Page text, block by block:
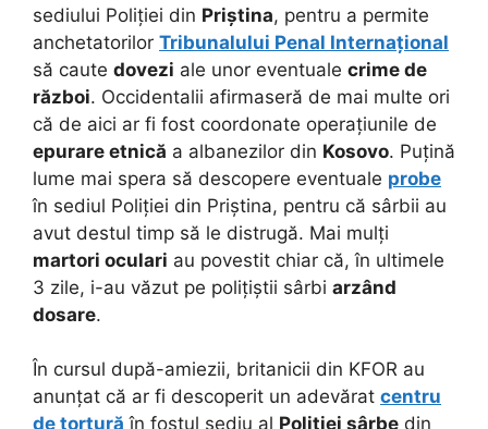
sediului Poliției din Priștina, pentru a permite
anchetatorilor Tribunalului Penal Internațional
să caute dovezi ale unor eventuale crime de
război. Occidentalii afirmaseră de mai multe ori
că de aici ar fi fost coordonate operațiunile de
epurare etnică a albanezilor din Kosovo. Puțină
lume mai spera să descopere eventuale probe
în sediul Poliției din Priștina, pentru că sârbii au
avut destul timp să le distrugă. Mai mulți
martori oculari au povestit chiar că, în ultimele
3 zile, i-au văzut pe polițiștii sârbi arzând
dosare.
În cursul după-amiezii, britanicii din KFOR au
anunțat că ar fi descoperit un adevărat centru
de tortură în fostul sediu al Poliției sârbe din